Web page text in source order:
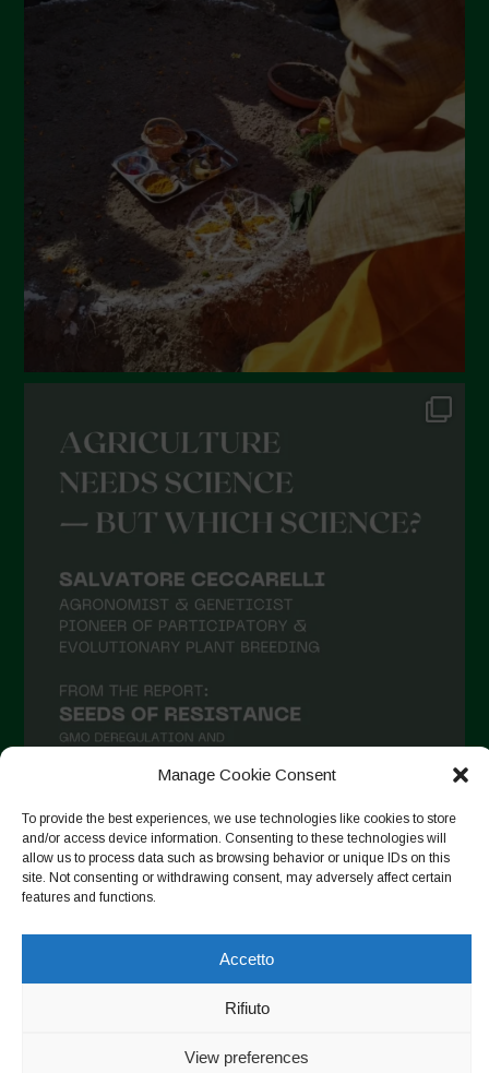
Manage Cookie Consent
To provide the best experiences, we use technologies like cookies to store
and/or access device information. Consenting to these technologies will
allow us to process data such as browsing behavior or unique IDs on this
site. Not consenting or withdrawing consent, may adversely affect certain
features and functions.
Accetto
Rifiuto
View preferences
Aprile 2022
Marzo 2022
Febbraio 2022
Gennaio 2022
Dicembre 2021
Novembre 2021
Settembre 2021
Agosto 2021
Luglio 2021
Aprile 2021
Febbraio 2021
Gennaio 2021
Novembre 2020
Ottobre 2020
Agosto 2020
Luglio 2020
Segui su Instagram
Copyright © 2026. All rights reserved.
Cookie Policy